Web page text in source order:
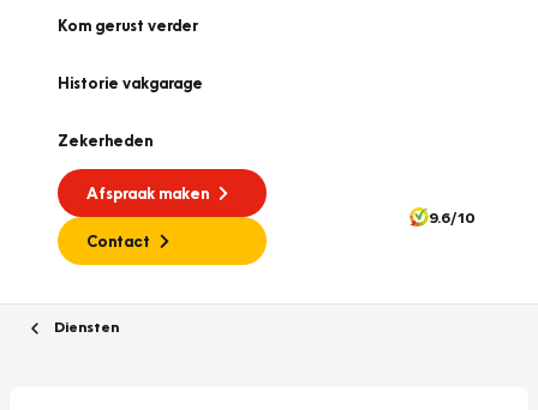
Kom gerust verder
Historie vakgarage
Zekerheden
Afspraak maken
Contact
9.6/10
Diensten